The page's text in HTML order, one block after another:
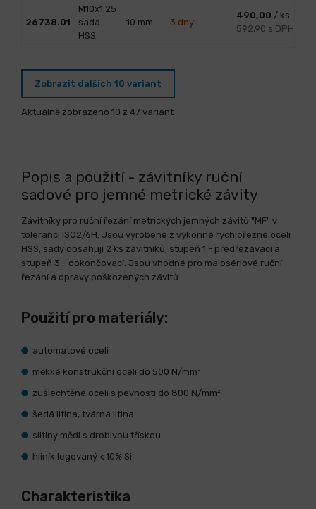
26738.01
M10x1.25
sada
HSS
10 mm 3 dny
490,00 / ks
592,90 s DPH
Zobrazit dalších 10 variant
Aktuálně zobrazeno 10 z 47 variant
Popis a použití - závitníky ruční
sadové pro jemné metrické závity
Závitníky pro ruční řezání metrických jemných závitů "MF" v
toleranci ISO2/6H. Jsou vyrobené z výkonné rychlořezné oceli
HSS, sady obsahují 2 ks závitníků, stupeň 1 - předřezávací a
stupeň 3 - dokončovací. Jsou vhodné pro malosériové ruční
řezání a opravy poškozených závitů.
Použití pro materiály:
automatové oceli
měkké konstrukční oceli do 500 N/mm²
zušlechtěné oceli s pevností do 800 N/mm²
šedá litina, tvárná litina
slitiny mědi s drobivou třískou
hliník legovaný < 10% Si
Charakteristika